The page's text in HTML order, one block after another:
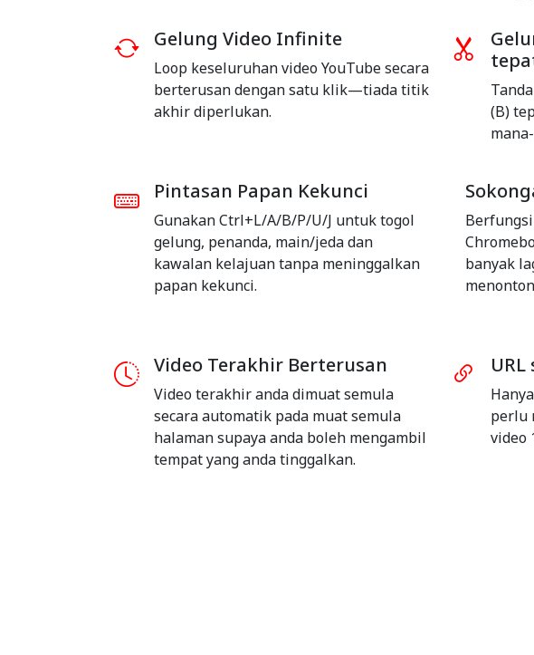
Gelung Video Infinite
Loop keseluruhan video YouTube secara
berterusan dengan satu klik—tiada titik
akhir diperlukan.
(B)
Pintasan Papan Kekunci
Gunakan Ctrl+L/A/B/P/U/J untuk togol
gelung, penanda, main/jeda dan
kawalan kelajuan tanpa meninggalkan
papan kekunci.
banyak
Video Terakhir Berterusan
Video terakhir anda dimuat semula
secara automatik pada muat semula
halaman supaya anda boleh mengambil
tempat yang anda tinggalkan.
perlu
video